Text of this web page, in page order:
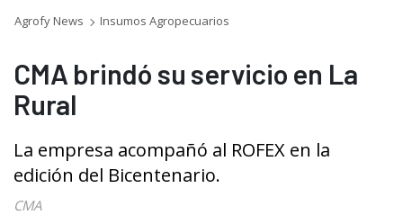
Agrofy News Insumos Agropecuarios
CMA brindó su servicio en La
Rural
La empresa acompañó al ROFEX en la
edición del Bicentenario.
CMA